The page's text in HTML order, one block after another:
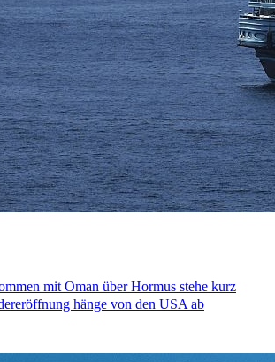
mit Oman über Hormus stehe kurz
hänge von den USA ab